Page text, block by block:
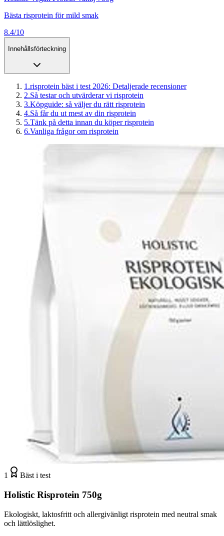
Bästa risprotein för mild smak
8.4/10
Innehållsförteckning
1 .risprotein bäst i test 2026: Detaljerade recensioner
2.Så testar och utvärderar vi risprotein
3.Köpguide: så väljer du rätt risprotein
4.Så får du ut mest av din risprotein
5.Tänk på detta innan du köper risprotein
6.Vanliga frågor om risprotein
1 Bäst i test
Holistic Risprotein 750g
Ekologiskt, laktosfritt och allergivänligt risprotein med neutral smak
och lättlöslighet.